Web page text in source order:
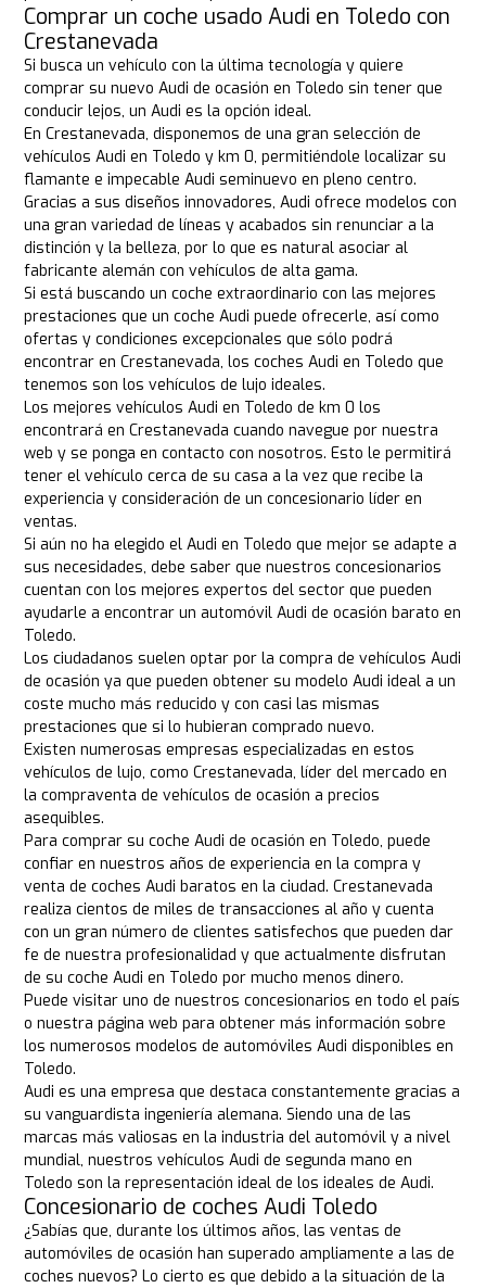
Comprar un coche usado Audi en Toledo con
Crestanevada
Si busca un vehículo con la última tecnología y quiere
comprar su nuevo Audi de ocasión en Toledo sin tener que
conducir lejos, un Audi es la opción ideal.
En Crestanevada, disponemos de una gran selección de
vehículos Audi en Toledo y km 0, permitiéndole localizar su
flamante e impecable Audi seminuevo en pleno centro.
Gracias a sus diseños innovadores, Audi ofrece modelos con
una gran variedad de líneas y acabados sin renunciar a la
distinción y la belleza, por lo que es natural asociar al
fabricante alemán con vehículos de alta gama.
Si está buscando un coche extraordinario con las mejores
prestaciones que un coche Audi puede ofrecerle, así como
ofertas y condiciones excepcionales que sólo podrá
encontrar en Crestanevada, los coches Audi en Toledo que
tenemos son los vehículos de lujo ideales.
Los mejores vehículos Audi en Toledo de km 0 los
encontrará en Crestanevada cuando navegue por nuestra
web y se ponga en contacto con nosotros. Esto le permitirá
tener el vehículo cerca de su casa a la vez que recibe la
experiencia y consideración de un concesionario líder en
ventas.
Si aún no ha elegido el Audi en Toledo que mejor se adapte a
sus necesidades, debe saber que nuestros concesionarios
cuentan con los mejores expertos del sector que pueden
ayudarle a encontrar un automóvil Audi de ocasión barato en
Toledo.
Los ciudadanos suelen optar por la compra de vehículos Audi
de ocasión ya que pueden obtener su modelo Audi ideal a un
coste mucho más reducido y con casi las mismas
prestaciones que si lo hubieran comprado nuevo.
Existen numerosas empresas especializadas en estos
vehículos de lujo, como Crestanevada, líder del mercado en
la compraventa de vehículos de ocasión a precios
asequibles.
Para comprar su coche Audi de ocasión en Toledo, puede
confiar en nuestros años de experiencia en la compra y
venta de coches Audi baratos en la ciudad. Crestanevada
realiza cientos de miles de transacciones al año y cuenta
con un gran número de clientes satisfechos que pueden dar
fe de nuestra profesionalidad y que actualmente disfrutan
de su coche Audi en Toledo por mucho menos dinero.
Puede visitar uno de nuestros concesionarios en todo el país
o nuestra página web para obtener más información sobre
los numerosos modelos de automóviles Audi disponibles en
Toledo.
Audi es una empresa que destaca constantemente gracias a
su vanguardista ingeniería alemana. Siendo una de las
marcas más valiosas en la industria del automóvil y a nivel
mundial, nuestros vehículos Audi de segunda mano en
Toledo son la representación ideal de los ideales de Audi.
Concesionario de coches Audi Toledo
¿Sabías que, durante los últimos años, las ventas de
automóviles de ocasión han superado ampliamente a las de
coches nuevos? Lo cierto es que debido a la situación de la